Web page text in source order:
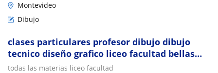
Montevideo
Dibujo
clases particulares profesor dibujo dibujo
tecnico diseño grafico liceo facultad bellas
arte comunicacion visual
todas las materias liceo facultad